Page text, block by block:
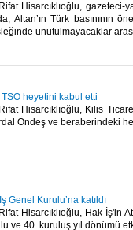
Hisarcıklıoğlu, gazeteci-
Altan’ın Türk basınının
unutulmayacaklar
TSO heyetini kabul etti
Hisarcıklıoğlu, Kilis
Öndeş ve beraberindeki
Genel Kurulu’na katıldı
Hisarcıklıoğlu, Hak-İş'in
ve 40. kuruluş yıl dönümü